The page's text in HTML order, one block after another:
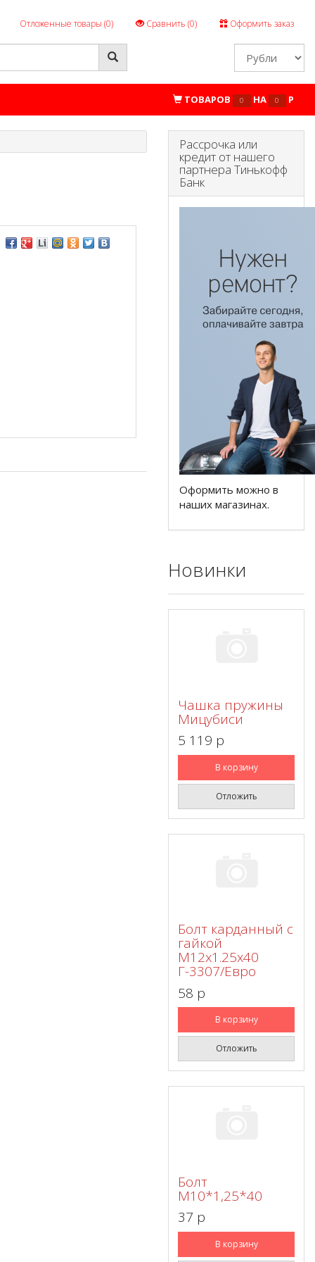
Отложенные товары (0) Сравнить (0) Оформить заказ
ТОВАРОВ 0 НА 0 P
Рассрочка или
кредит от нашего
партнера Тинькофф
Банк
Оформить можно в
наших магазинах.
Новинки
Чашка пружины
Мицубиси
5 119 p
В корзину
Отложить
Болт карданный с
гайкой
М12х1.25х40
Г-3307/Евро
58 p
В корзину
Отложить
Болт
М10*1,25*40
37 p
В корзину